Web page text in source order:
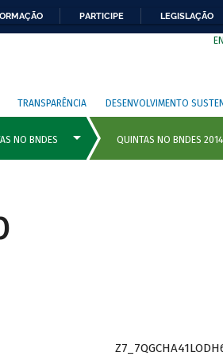
PARTICIPE LEGISLAÇÃO
TRANSPARÊNCIA DESENVOLVIMENTO